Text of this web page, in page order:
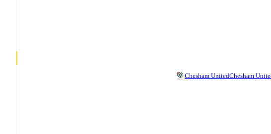
Chesham UnitedChesham